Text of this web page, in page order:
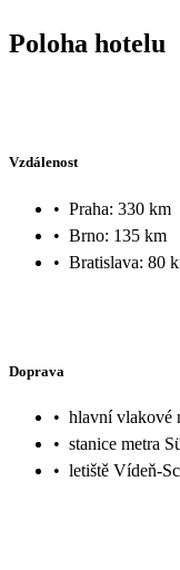
Poloha hotelu
Vzdálenost
• Praha: 330 km
• Brno: 135 km
• Bratislava: 80
Doprava
• hlavní vlakové
• stanice metra
• letiště Vídeň-